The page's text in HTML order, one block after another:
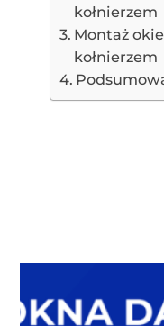
kołnierzem
Montaż
kołnierzem